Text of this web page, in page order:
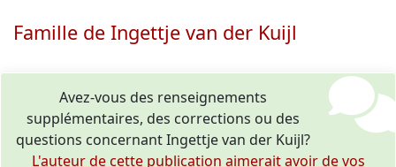
Famille de Ingettje van der Kuijl
Avez-vous des renseignements
supplémentaires, des corrections ou des
questions concernant Ingettje van der Kuijl?
L'auteur de cette publication aimerait avoir de vos